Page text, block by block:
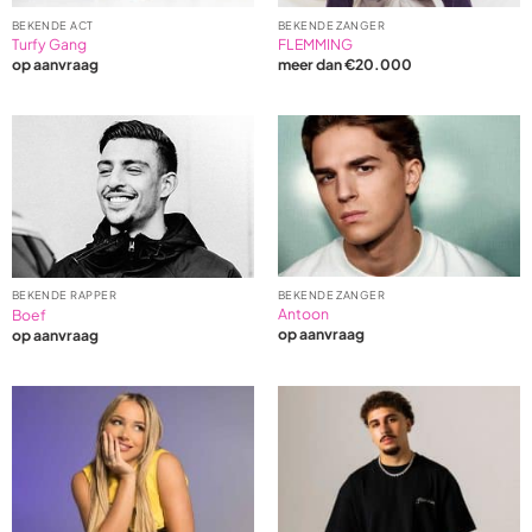
BEKENDE ACT
Turfy Gang
op aanvraag
BEKENDE ZANGER
FLEMMING
meer dan €20.000
BEKENDE RAPPER
Boef
op aanvraag
BEKENDE ZANGER
Antoon
op aanvraag